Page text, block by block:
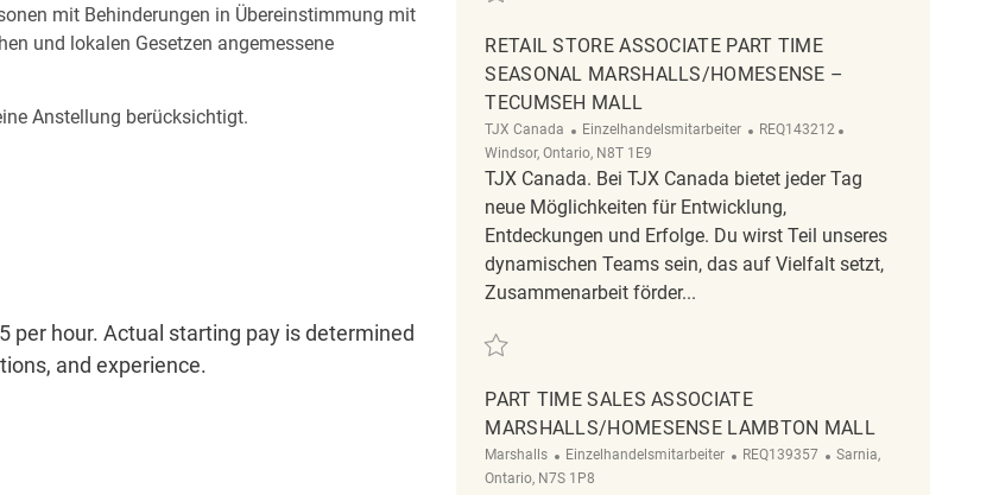
mit Behinderungen in Übereinstimmung mit
und lokalen Gesetzen angemessene
Anstellung berücksichtigt.
per hour. Actual starting pay is determined
and experience.
RETAIL STORE ASSOCIATE PART TIME
SEASONAL MARSHALLS/HOMESENSE –
TECUMSEH MALL
TJX Canada Kategorie
Einzelhandelsmitarbeiter ReqId
REQ143212
Windsor, Ontario, N8T 1E9
TJX Canada. Bei TJX Canada bietet jeder Tag
neue Möglichkeiten für Entwicklung,
Entdeckungen und Erfolge. Du wirst Teil unseres
dynamischen Teams sein, das auf Vielfalt setzt,
Zusammenarbeit förder...
Retten Retail Store Associate Part Time Seasonal Marshalls/HomeSense –
PART TIME SALES ASSOCIATE
MARSHALLS/HOMESENSE LAMBTON MALL
Marshalls Kategorie
Einzelhandelsmitarbeiter ReqId
REQ139357 Ort
Sarnia,
Ontario, N7S 1P8